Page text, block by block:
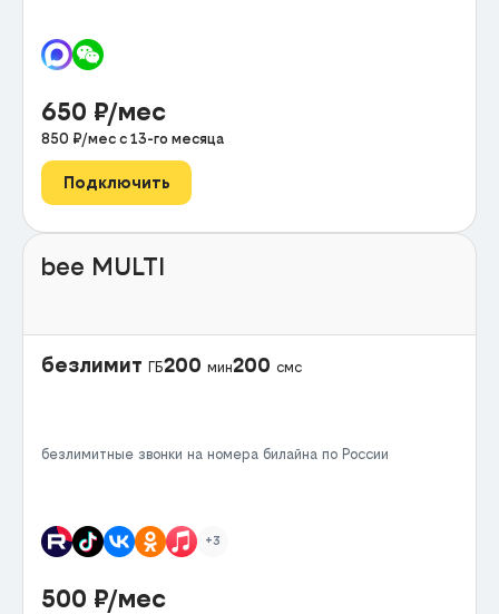
650 ₽/мес
850 ₽/мес с 13-го месяца
Подключить
bee MULTI
безлимит ГБ200 мин200 смс
безлимитные звонки на номера билайна по России
+3
500 ₽/мес